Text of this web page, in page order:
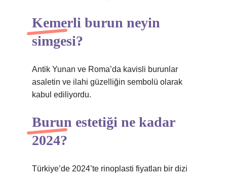
Kemerli burun neyin
simgesi?
Antik Yunan ve Roma’da kavisli burunlar
asaletin ve ilahi güzelliğin sembolü olarak
kabul ediliyordu.
Burun estetiği ne kadar
2024?
Türkiye’de 2024’te rinoplasti fiyatları bir dizi